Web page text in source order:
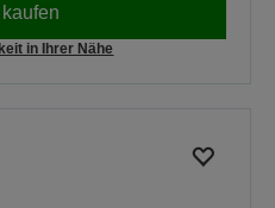
in Ihrer Nähe